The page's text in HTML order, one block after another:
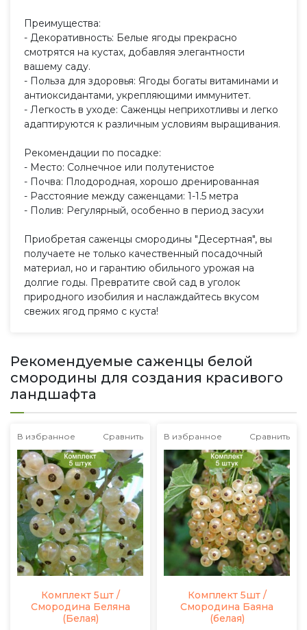
Преимущества:
- Декоративность: Белые ягоды прекрасно
смотрятся на кустах, добавляя элегантности
вашему саду.
- Польза для здоровья: Ягоды богаты витаминами и
антиоксидантами, укрепляющими иммунитет.
- Легкость в уходе: Саженцы неприхотливы и легко
адаптируются к различным условиям выращивания.
Рекомендации по посадке:
- Место: Солнечное или полутенистое
- Почва: Плодородная, хорошо дренированная
- Расстояние между саженцами: 1-1.5 метра
- Полив: Регулярный, особенно в период засухи
Приобретая саженцы смородины "Десертная", вы
получаете не только качественный посадочный
материал, но и гарантию обильного урожая на
долгие годы. Превратите свой сад в уголок
природного изобилия и наслаждайтесь вкусом
свежих ягод прямо с куста!
Рекомендуемые саженцы белой
смородины для создания красивого
ландшафта
В избранное Сравнить
Комплект 5шт /
Смородина Беляна
(Белая)
В избранное Сравнить
Комплект 5шт /
Смородина Баяна
(белая)